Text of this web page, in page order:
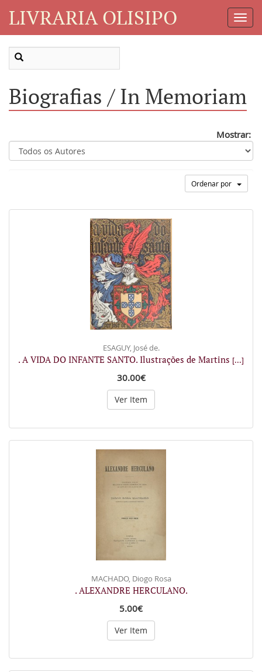
LIVRARIA OLISIPO
Biografias / In Memoriam
Mostrar:
Ordenar por
ESAGUY, José de.
. A VIDA DO INFANTE SANTO. Ilustrações de Martins [...]
30.00€
Ver Item
MACHADO, Diogo Rosa
. ALEXANDRE HERCULANO.
5.00€
Ver Item